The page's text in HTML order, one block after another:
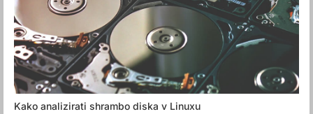
Kako analizirati shrambo diska v Linuxu